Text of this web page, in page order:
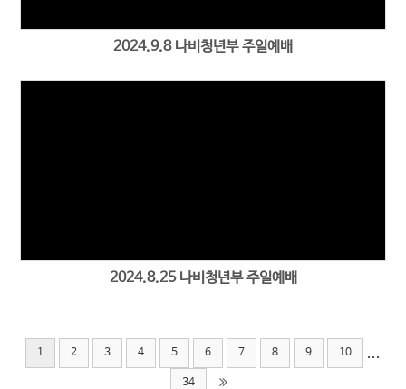
2024.9.8 나비청년부 주일예배
2024.8.25 나비청년부 주일예배
1 2 3 4 5 6 7 8 9 10 ...
34